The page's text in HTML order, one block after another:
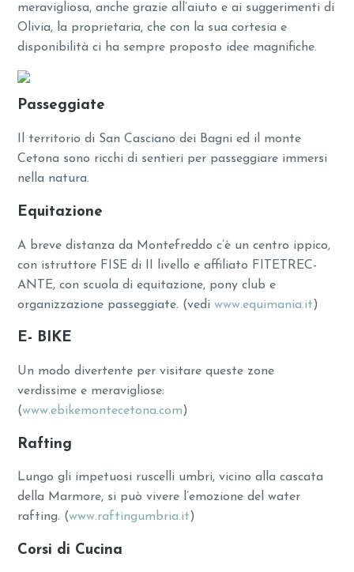
meravigliosa, anche grazie all’aiuto e ai suggerimenti di
Olivia, la proprietaria, che con la sua cortesia e
disponibilità ci ha sempre proposto idee magnifiche.
Passeggiate
Il territorio di San Casciano dei Bagni ed il monte
Cetona sono ricchi di sentieri per passeggiare immersi
nella natura.
Equitazione
A breve distanza da Montefreddo c’è un centro ippico,
con istruttore FISE di II livello e affiliato FITETREC-
ANTE, con scuola di equitazione, pony club e
organizzazione passeggiate. (vediwww.equimania.it)
E- BIKE
Un modo divertente per visitare queste zone
verdissime e meravigliose:
(www.ebikemontecetona.com)
Rafting
Lungo gli impetuosi ruscelli umbri, vicino alla cascata
della Marmore, si può vivere l’emozione del water
rafting. (www.raftingumbria.it)
Corsi di Cucina